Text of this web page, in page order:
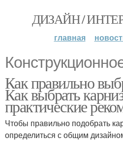
ДИЗАЙН /
главная
Как правильно
Как выбрать
практические
Чтобы правильно подобрать
определиться с общим